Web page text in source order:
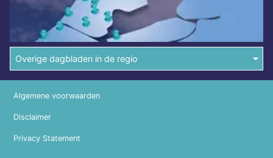
Overige dagbladen in de regio
Algemene voorwaarden
Disclaimer
Privacy Statement